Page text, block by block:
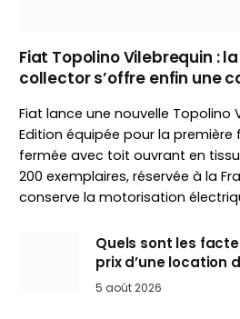
Fiat Topolino Vilebrequin :
collector s’offre enfin une
Fiat lance une nouvelle Topolino
Edition équipée pour la première
fermée avec toit ouvrant en
200 exemplaires, réservée à la
conserve la motorisation
Quels sont les
prix d’une location
5 août 2026